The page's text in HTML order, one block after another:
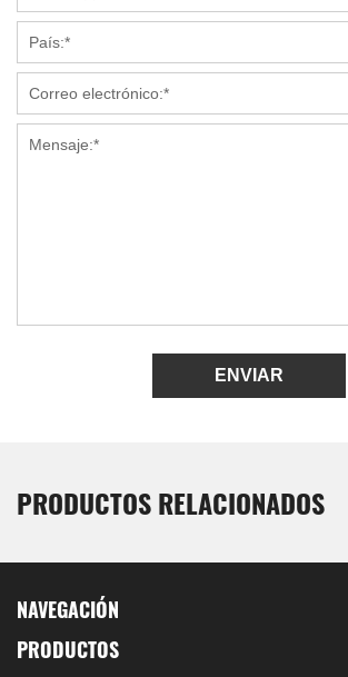
ENVIAR
PRODUCTOS RELACIONADOS
NAVEGACIÓN
PRODUCTOS